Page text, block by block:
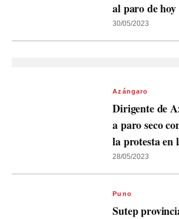
al paro de hoy
30/05/2023
Azángaro
Dirigente de
a paro seco
la protesta en
28/05/2023
Puno
Sutep